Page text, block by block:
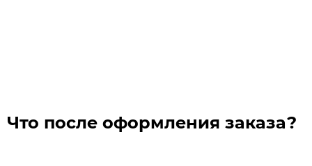
Что после оформления заказа?